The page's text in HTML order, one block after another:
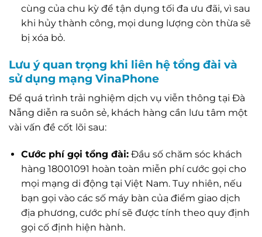
cùng của chu kỳ để tận dụng tối đa ưu đãi, vì sau
khi hủy thành công, mọi dung lượng còn thừa sẽ
bị xóa bỏ.
Lưu ý quan trọng khi liên hệ tổng đài và
sử dụng mạng VinaPhone
Để quá trình trải nghiệm dịch vụ viễn thông tại Đà
Nẵng diễn ra suôn sẻ, khách hàng cần lưu tâm một
vài vấn đề cốt lõi sau:
Cước phí gọi tổng đài:Đầu số chăm sóc khách
hàng 18001091 hoàn toàn miễn phí cước gọi cho
mọi mạng di động tại Việt Nam. Tuy nhiên, nếu
bạn gọi vào các số máy bàn của điểm giao dịch
địa phương, cước phí sẽ được tính theo quy định
gọi cố định hiện hành.